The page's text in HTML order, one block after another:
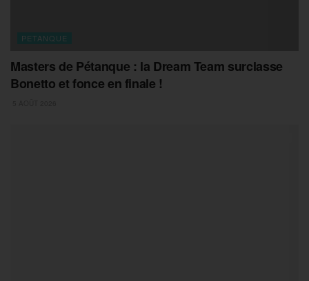
PETANQUE
Masters de Pétanque : la Dream Team surclasse
Bonetto et fonce en finale !